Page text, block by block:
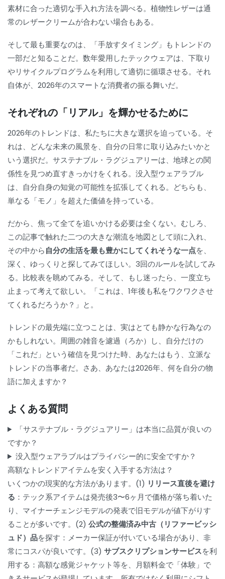
素材に合った適切な手入れ方法を調べる。植物性レザーは通
常のレザークリームが合わない場合もある。
そして最も重要なのは、「手放すタイミング」もトレンドの
一部だと知ることだ。数年愛用したテックウェアは、下取り
やリサイクルプログラムを利用して適切に循環させる。それ
自体が、2026年のスマートな消費者の振る舞いだ。
それぞれの「リアル」を輝かせるために
2026年のトレンドは、私たちに大きな選択を迫っている。そ
れは、どんな未来の風景を、自分の日常に取り込みたいかと
いう選択だ。サステナブル・ラグジュアリーは、地球との関
係性を見つめ直すきっかけをくれる。没入型ウェアラブル
は、自分自身の知覚の可能性を拡張してくれる。どちらも、
単なる「モノ」を超えた価値を持っている。
だから、焦って全てを追いかける必要は全くない。むしろ、
この記事で触れた二つの大きな潮流を地図として頭に入れ、
その中から自分の生活を最も豊かにしてくれそうな一点を、
深く、ゆっくりと探してみてほしい。3回のルールを試してみ
る。比較表を眺めてみる。そして、もし迷ったら、一度立ち
止まって考えて欲しい。「これは、1年後も私をワクワクさせ
てくれるだろうか？」と。
トレンドの最先端に立つことは、実はとても静かな行為なの
かもしれない。周囲の雑音を濾過（ろか）し、自分だけの
「これだ」という確信を見つけた時、あなたはもう、立派な
トレンドの当事者だ。さあ、あなたは2026年、何を自分の物
語に加えますか？
よくある質問
「サステナブル・ラグジュアリー」は本当に品質が良いの
ですか？
没入型ウェアラブルはプライバシー的に安全ですか？
高額なトレンドアイテムを安く入手する方法は？
いくつかの現実的な方法があります。(1) リリース直後を避け
る ：テック系アイテムは発売後3〜6ヶ月で価格が落ち着いた
り、マイナーチェンジモデルの発表で旧モデルが値下がりす
ることが多いです。(2) 公式の整備済み中古（リファービッシ
ュド）品を探す：メーカー保証が付いている場合があり、非
常にコスパが良いです。(3) サブスクリプションサービスを利
用する：高額な感覚ジャケット等を、月額料金で「体験」で